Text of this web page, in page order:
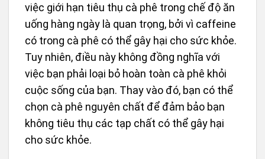
việc giới hạn tiêu thụ cà phê trong chế độ ăn
uống hàng ngày là quan trọng, bởi vì caffeine
có trong cà phê có thể gây hại cho sức khỏe.
Tuy nhiên, điều này không đồng nghĩa với
việc bạn phải loại bỏ hoàn toàn cà phê khỏi
cuộc sống của bạn. Thay vào đó, bạn có thể
chọn cà phê nguyên chất để đảm bảo bạn
không tiêu thụ các tạp chất có thể gây hại
cho sức khỏe.